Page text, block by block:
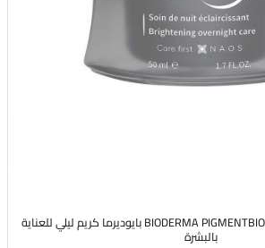
BIODERMA PIGMENTBIO NIGHT RENEWER 50ml بايوديرما كريم ليلي للعناية
بالبشرة